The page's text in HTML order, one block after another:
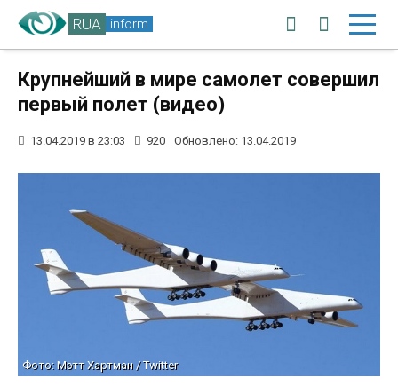
RUA inform
Крупнейший в мире самолет совершил
первый полет (видео)
13.04.2019 в 23:03 920 Обновлено: 13.04.2019
Фото: Мэтт Хартман / Twitter